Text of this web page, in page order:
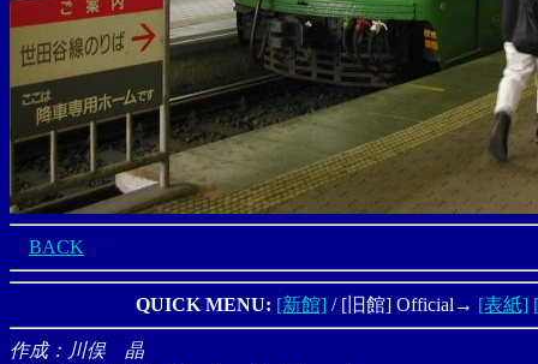
BACK
QUICK MENU: [新館] / [旧館] Official→ [表紙]
作成：川俣 晶